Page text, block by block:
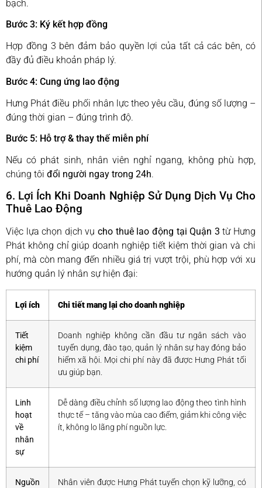
bạch.
Bước 3: Ký kết hợp đồng
Hợp đồng 3 bên đảm bảo quyền lợi của tất cả các bên, có
đầy đủ điều khoản pháp lý.
Bước 4: Cung ứng lao động
Hưng Phát điều phối nhân lực theo yêu cầu, đúng số lượng –
đúng thời gian – đúng trình độ.
Bước 5: Hỗ trợ & thay thế miễn phí
Nếu có phát sinh, nhân viên nghỉ ngang, không phù hợp,
chúng tôi đổi người ngay trong 24h.
6. Lợi Ích Khi Doanh Nghiệp Sử Dụng Dịch Vụ Cho
Thuê Lao Động
Việc lựa chọn dịch vụcho thuê lao động tại Quận 3 từ Hưng
Phát không chỉ giúp doanh nghiệp tiết kiệm thời gian và chi
phí, mà còn mang đến nhiều giá trị vượt trội, phù hợp với xu
hướng quản lý nhân sự hiện đại:
Lợi ích Chi tiết mang lại cho doanh nghiệp
Tiết
kiệm
chi phí
Doanh nghiệp không cần đầu tư ngân sách vào
tuyển dụng, đào tạo, quản lý nhân sự hay đóng bảo
hiểm xã hội. Mọi chi phí này đã được Hưng Phát tối
ưu giúp bạn.
Linh
hoạt
về
nhân
sự
Dễ dàng điều chỉnh số lượng lao động theo tình hình
thực tế – tăng vào mùa cao điểm, giảm khi công việc
ít, không lo lãng phí nguồn lực.
Nguồn
Nhân viên được Hưng Phát tuyển chọn kỹ lưỡng, có